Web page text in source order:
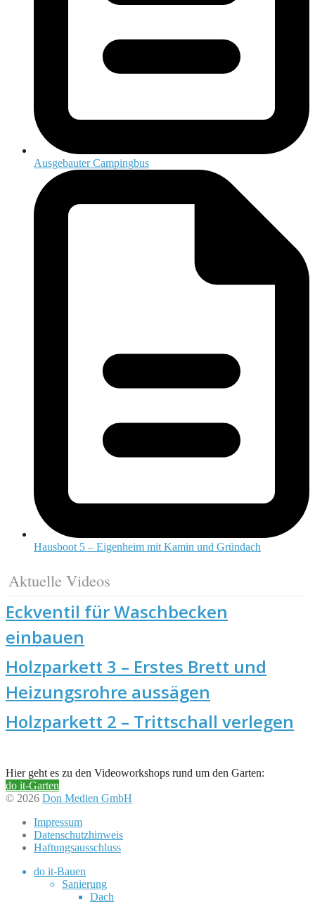
Ausgebauter Campingbus
Hausboot 5 – Eigenheim mit Kamin und Gründach
Aktuelle Videos
Eckventil für Waschbecken
einbauen
Holzparkett 3 – Erstes Brett und
Heizungsrohre aussägen
Holzparkett 2 – Trittschall verlegen
Hier geht es zu den Videoworkshops rund um den Garten:
do it-Garten
© 2026 Don Medien GmbH
Impressum
Datenschutzhinweis
Haftungsausschluss
do it-Bauen
Sanierung
Dach